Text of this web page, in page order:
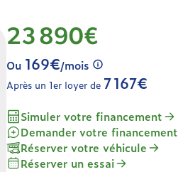
23 890€
Ou 169€/mois
Après un 1er loyer de 7 167€
Simuler votre financement
Demander votre financement
Réserver votre véhicule
Réserver un essai